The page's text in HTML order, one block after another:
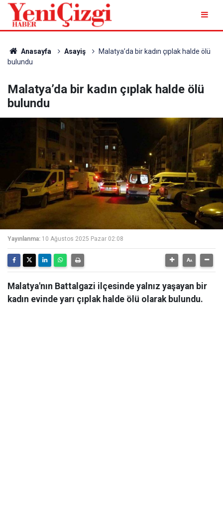
Anasayfa Asayiş
Malatya’da bir kadın çıplak halde ölü
bulundu
Malatya’da bir kadın çıplak halde ölü
bulundu
Yayınlanma: 10 Ağustos 2025 Pazar 02:08
Malatya'nın Battalgazi ilçesinde yalnız yaşayan bir
kadın evinde yarı çıplak halde ölü olarak bulundu.